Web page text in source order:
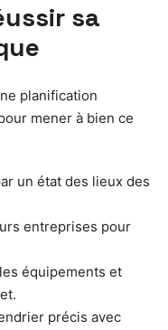
sa
planification
mener à bien ce
un état des lieux des
entreprises pour
équipements et
précis avec